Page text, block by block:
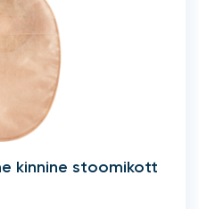
kinnine stoomikott